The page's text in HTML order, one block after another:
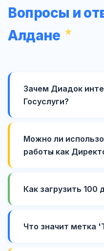
Вопросы и
Алдане
Зачем Диадок
Госуслуги?
Можно ли
работы как
Как загрузить 100
Что значит метка